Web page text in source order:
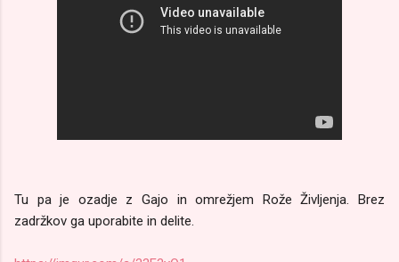
Tu pa je ozadje z Gajo in omrežjem Rože Življenja. Brez
zadržkov ga uporabite in delite.